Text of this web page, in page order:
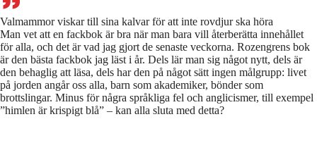
Valmammor viskar till sina kalvar för att inte rovdjur ska höra
Man vet att en fackbok är bra när man bara vill återberätta innehållet
för alla, och det är vad jag gjort de senaste veckorna. Rozengrens bok
är den bästa fackbok jag läst i år. Dels lär man sig något nytt, dels är
den behaglig att läsa, dels har den på något sätt ingen målgrupp: livet
på jorden angår oss alla, barn som akademiker, bönder som
brottslingar. Minus för några språkliga fel och anglicismer, till exempel
”himlen är krispigt blå” – kan alla sluta med detta?